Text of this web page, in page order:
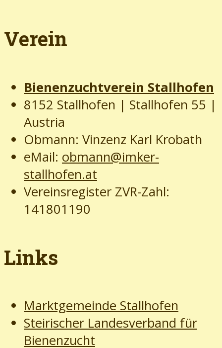
Verein
Bienenzuchtverein Stallhofen
8152 Stallhofen | Stallhofen 55 |
Austria
Obmann: Vinzenz Karl Krobath
eMail: obmann@imker-
stallhofen.at
Vereinsregister ZVR-Zahl:
141801190
Links
Marktgemeinde Stallhofen
Steirischer Landesverband für
Bienenzucht